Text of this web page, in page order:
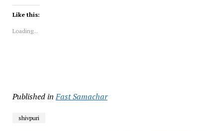
Like this:
Loading...
Published in Fast Samachar
shivpuri